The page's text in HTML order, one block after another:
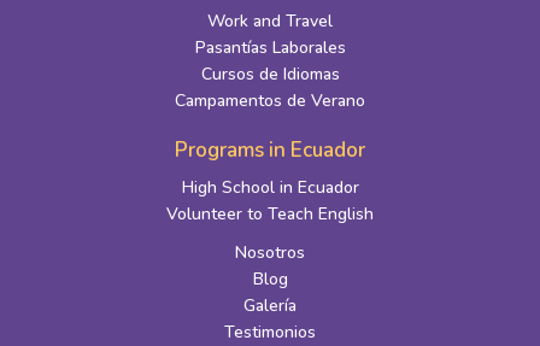
Work and Travel
Pasantías Laborales
Cursos de Idiomas
Campamentos de Verano
Programs in Ecuador
High School in Ecuador
Volunteer to Teach English
Nosotros
Blog
Galería
Testimonios